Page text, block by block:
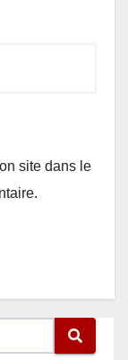
site dans le